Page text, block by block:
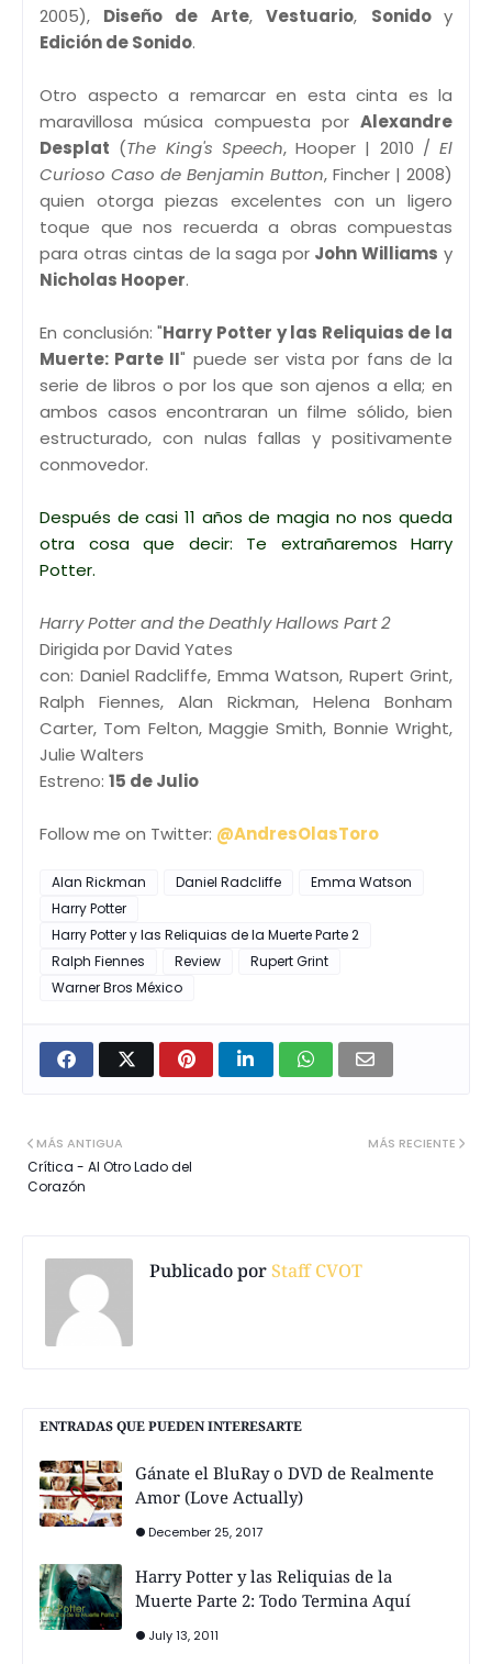
2005), Diseño de Arte, Vestuario, Sonido y
Edición de Sonido.
Otro aspecto a remarcar en esta cinta es la
maravillosa música compuesta por Alexandre
Desplat (The King's Speech, Hooper | 2010 / El
Curioso Caso de Benjamin Button, Fincher | 2008)
quien otorga piezas excelentes con un ligero
toque que nos recuerda a obras compuestas
para otras cintas de la saga por John Williams y
Nicholas Hooper.
En conclusión: "Harry Potter y las Reliquias de la
Muerte: Parte II" puede ser vista por fans de la
serie de libros o por los que son ajenos a ella; en
ambos casos encontraran un filme sólido, bien
estructurado, con nulas fallas y positivamente
conmovedor.
Después de casi 11 años de magia no nos queda
otra cosa que decir: Te extrañaremos Harry
Potter.
Harry Potter and the Deathly Hallows Part 2
Dirigida por David Yates
con: Daniel Radcliffe, Emma Watson, Rupert Grint,
Ralph Fiennes, Alan Rickman, Helena Bonham
Carter, Tom Felton, Maggie Smith, Bonnie Wright,
Julie Walters
Estreno: 15 de Julio
Follow me on Twitter: @AndresOlasToro
Alan Rickman Daniel Radcliffe
Emma Watson
Harry Potter
Harry Potter y las Reliquias de la Muerte Parte 2
Ralph Fiennes
Review
Rupert Grint
Warner Bros México
MÁS RECIENTE
MÁS ANTIGUA
Crítica - Al Otro Lado del
Corazón
Publicado porStaff CVOT
ENTRADAS QUE PUEDEN INTERESARTE
Gánate el BluRay o DVD de Realmente
Amor (Love Actually)
December 25, 2017
Harry Potter y las Reliquias de la
Muerte Parte 2: Todo Termina Aquí
July 13, 2011